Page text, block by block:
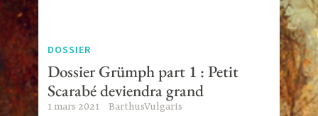
DOSSIER
Dossier Grümph part 1 : Petit
Scarabé deviendra grand
1 mars 2021 BarthusVulgaris